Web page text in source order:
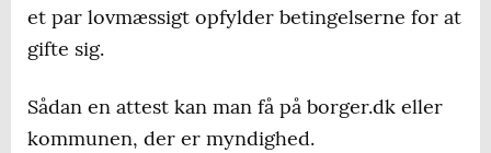
et par lovmæssigt opfylder betingelserne for at
gifte sig.
Sådan en attest kan man få på borger.dk eller
kommunen, der er myndighed.